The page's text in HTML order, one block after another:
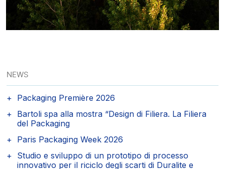
NEWS
Packaging Première 2026
Bartoli spa alla mostra “Design di Filiera. La Filiera
del Packaging
Paris Packaging Week 2026
Studio e sviluppo di un prototipo di processo
innovativo per il riciclo degli scarti di Duralite e